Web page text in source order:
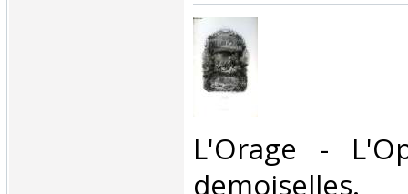
‎L'Orage -
demoiselles.